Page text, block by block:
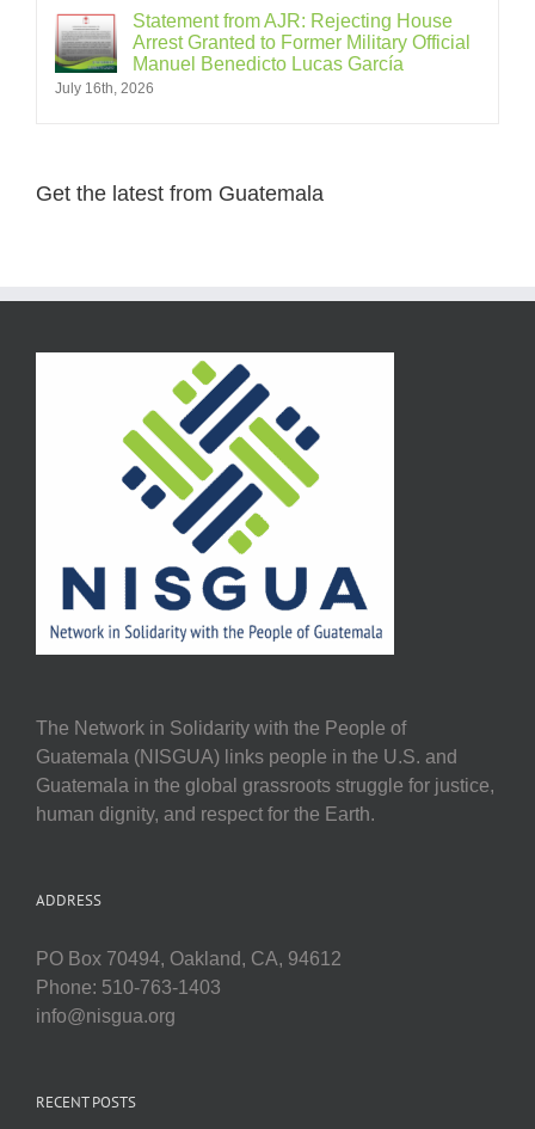
Statement from AJR: Rejecting House
Arrest Granted to Former Military Official
Manuel Benedicto Lucas García
July 16th, 2026
Get the latest from Guatemala
The Network in Solidarity with the People of
Guatemala (NISGUA) links people in the U.S. and
Guatemala in the global grassroots struggle for justice,
human dignity, and respect for the Earth.
ADDRESS
PO Box 70494, Oakland, CA, 94612
Phone: 510-763-1403
info@nisgua.org
RECENT POSTS